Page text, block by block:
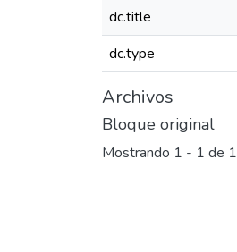
dc.title
dc.type
Archivos
Bloque original
Mostrando 1 - 1 de 1